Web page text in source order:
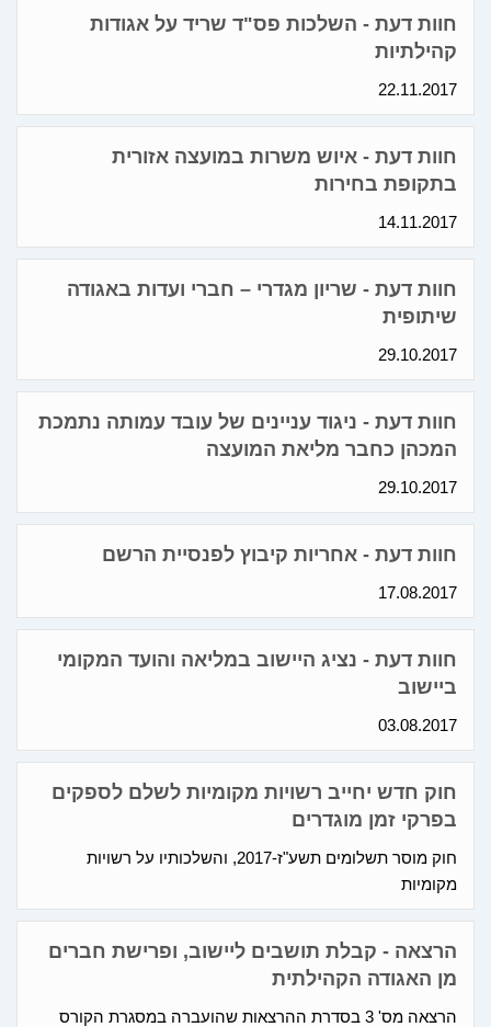
חוות דעת - השלכות פס"ד שריד על אגודות
קהילתיות
22.11.2017
חוות דעת - איוש משרות במועצה אזורית
בתקופת בחירות
14.11.2017
חוות דעת - שריון מגדרי – חברי ועדות באגודה
שיתופית
29.10.2017
חוות דעת - ניגוד עניינים של עובד עמותה נתמכת
המכהן כחבר מליאת המועצה
29.10.2017
חוות דעת - אחריות קיבוץ לפנסיית הרשם
17.08.2017
חוות דעת - נציג היישוב במליאה והועד המקומי
ביישוב
03.08.2017
חוק חדש יחייב רשויות מקומיות לשלם לספקים
בפרקי זמן מוגדרים
חוק מוסר תשלומים תשע"ז-2017, והשלכותיו על רשויות
מקומיות
הרצאה - קבלת תושבים ליישוב, ופרישת חברים
מן האגודה הקהילתית
הרצאה מס' 3 בסדרת ההרצאות שהועברה במסגרת הקורס